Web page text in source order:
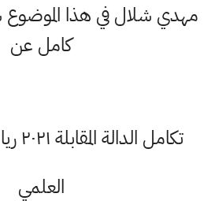
مهدي شلال في هذا
كامل عن
العلمي